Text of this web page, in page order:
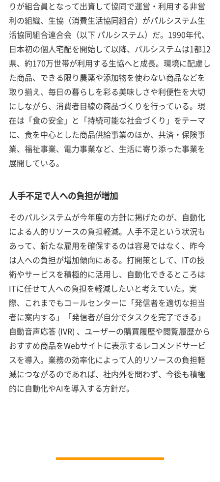
りが組合員となって出資して協同で運営・利用する非営
利の組織、生協（消費生活協同組合）がパルシステム生
活協同組合連合会（以下 パルシステム）だ。1990年代、
日本初の個人宅配を開始して以降、パルシステムは1都12
県、約170万世帯が利用する生協へと成長。環境に配慮し
た商品、できる限り農薬や添加物を使わない商品などを
取り揃え、毎日の暮らしを彩る美味しさや利便性を大切
にしながら、消費者目線の商品づくりを行っている。現
在は「食の安全」と「持続可能な社会づくり」をテーマ
に、食を中心とした商品供給事業のほか、共済・保険事
業、福祉事業、電力事業など、生活に寄り添った事業を
展開している。
人手不足で人への負担が増加
そのパルシステムが今年度の方針に掲げたのが、自動化
による人的リソースの負担軽減。人手不足という状況も
あって、新たな雇用を確保するのは容易ではなく、昨今
は人への負担が増加傾向にある。打開策として、ITの技
術やサービスを積極的に活用し、自動化できるところは
ITに任せて人への負担を軽減したいと考えていた。実
際、これまでもコ－ルセンターに「発信者を適切な担当
者に案内する」「発信者が自分でタスクを完了できる」
自動音声応答 (IVR) 、ユーザーの購買履歴や閲覧履歴から
おすすめ商品をWebサイトに表示するレコメンドサービ
スを導入。業務の効率化によって人的リソースの負担軽
減につながるのであれば、社内外を問わず、今後も積極
的に自動化やAIを導入する方針だ。